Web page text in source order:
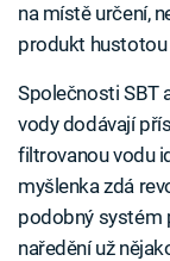
na místě určení,
produkt
Společnosti SBT
vody dodávají
filtrovanou vodu
myšlenka zdá
podobný systém
naředění už